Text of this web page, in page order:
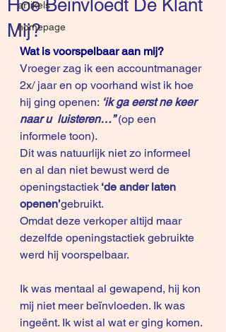
artikels
homepage
Hoe Beïnvloedt De Klant
Mij?
Wat is voorspelbaar aan mij?
Vroeger zag ik een accountmanager
2x/ jaar en op voorhand wist ik hoe
hij ging openen: ‘ik ga eerst ne keer
naar u  luisteren…” (op een
informele toon).
Dit was natuurlijk niet zo informeel
en al dan niet bewust werd de
openingstactiek ‘de ander laten
openen’gebruikt.
Omdat deze verkoper altijd maar
dezelfde openingstactiek gebruikte
werd hij voorspelbaar.
Ik was mentaal al gewapend, hij kon
mij niet meer beïnvloeden. Ik was
ingeënt. Ik wist al wat er ging komen.